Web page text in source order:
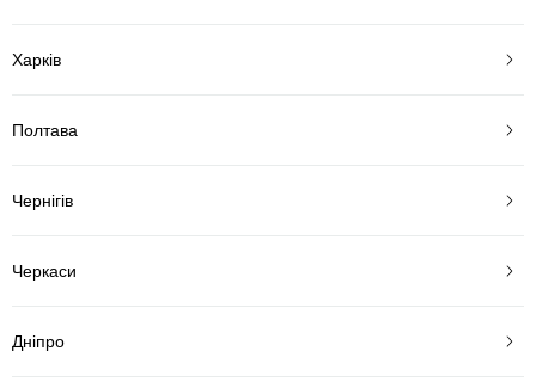
Харків
Полтава
Чернігів
Черкаси
Дніпро